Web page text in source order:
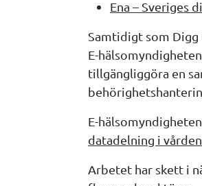
Ena – Sveriges
Samtidigt som
E-
tillgängliggöra en
E-
datadelning i
Arbetet har skett i